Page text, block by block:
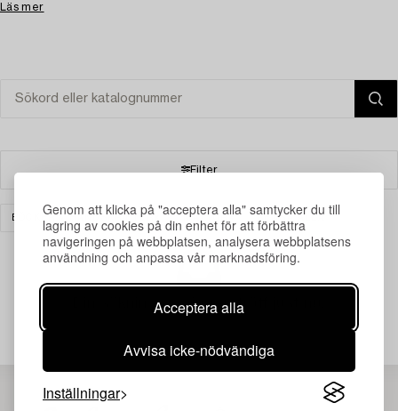
Genom att klicka på "acceptera alla" samtycker du till
lagring av cookies på din enhet för att förbättra
navigeringen på webbplatsen, analysera webbplatsens
användning och anpassa vår marknadsföring.
Acceptera alla
Avvisa icke-nödvändiga
Inställningar
Läs mer
Filter
BÖCKER & HANDSKRIFTER MATTOR RENSA ALLA
Din sökning gav ingen träff just nu.